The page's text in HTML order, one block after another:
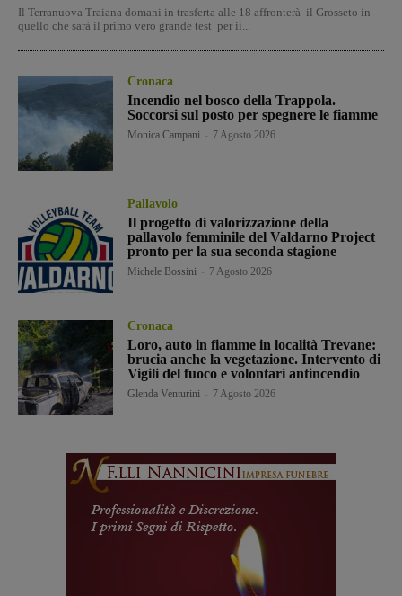
Il Terranuova Traiana domani in trasferta alle 18 affronterà il Grosseto in
quello che sarà il primo vero grande test per ii...
Cronaca
Incendio nel bosco della Trappola.
Soccorsi sul posto per spegnere le fiamme
Monica Campani 7 Agosto 2026
Pallavolo
Il progetto di valorizzazione della
pallavolo femminile del Valdarno Project
pronto per la sua seconda stagione
Michele Bossini 7 Agosto 2026
Cronaca
Loro, auto in fiamme in località Trevane:
brucia anche la vegetazione. Intervento di
Vigili del fuoco e volontari antincendio
Glenda Venturini 7 Agosto 2026